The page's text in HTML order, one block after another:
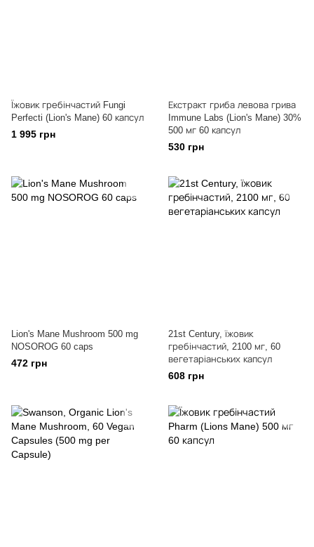
Їжовик гребінчастий Fungi
Perfecti (Lion's Mane) 60 капсул
1 995 грн
Екстракт гриба левова грива
Immune Labs (Lion's Mane) 30%
500 мг 60 капсул
530 грн
Lion's Mane Mushroom 500 mg
NOSOROG 60 caps
472 грн
21st Century, їжовик
гребінчастий, 2100 мг, 60
вегетаріанських капсул
608 грн